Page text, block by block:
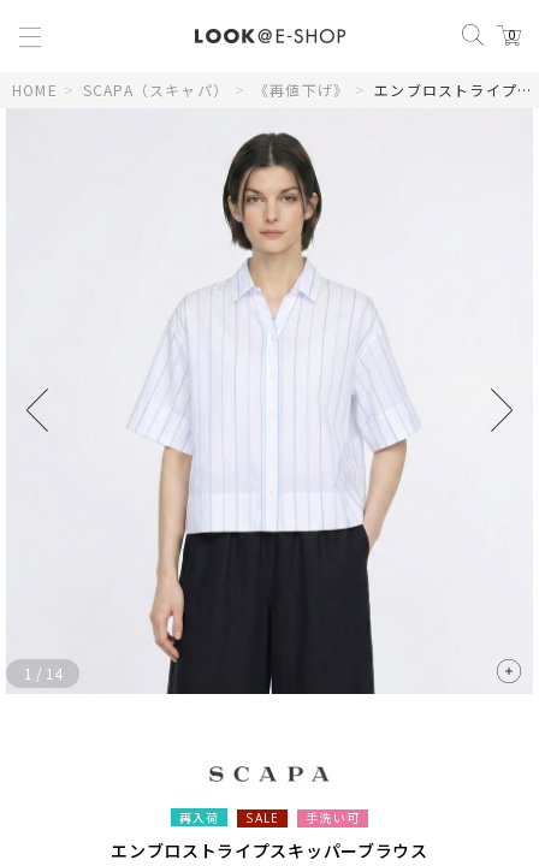
0
HOME > SCAPA（スキャパ） > 《再値下げ》 > エンブロストライプスキッパーブラウス
1 / 14
再入荷 SALE 手洗い可
エンブロストライプスキッパーブラウス